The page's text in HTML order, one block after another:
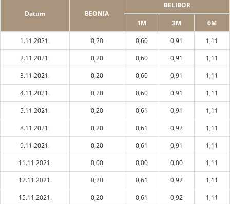
Datum BEONIA
BELIBOR
1M 3M 6M
1.11.2021. 0,20 0,60 0,91
1,11
2.11.2021.
0,20 0,60 0,91
1,11
3.11.2021.
0,20 0,60 0,91
1,11
4.11.2021.
0,20 0,60 0,91
1,11
5.11.2021.
0,20 0,61 0,91
1,11
8.11.2021.
0,20 0,61 0,92
1,11
9.11.2021.
0,20 0,61 0,91
1,11
11.11.2021.
0,00 0,00 0,00
1,11
12.11.2021.
0,20 0,61 0,92
1,11
15.11.2021.
0,20 0,61 0,92
1,11